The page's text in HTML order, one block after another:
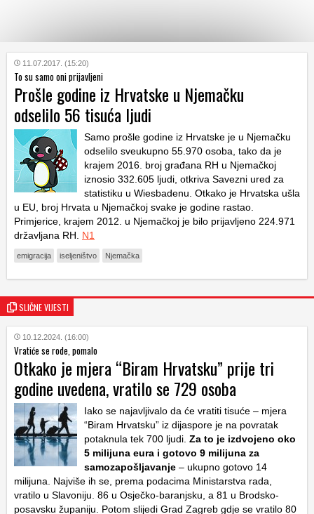
KATEGORIJE
HRVATSKI
WEB
11.07.2017. (15:20)
To su samo oni prijavljeni
Prošle godine iz Hrvatske u Njemačku
odselilo 56 tisuća ljudi
Samo prošle godine iz Hrvatske je u Njemačku
odselilo sveukupno 55.970 osoba, tako da je
krajem 2016. broj građana RH u Njemačkoj
iznosio 332.605 ljudi, otkriva Savezni ured za
statistiku u Wiesbadenu. Otkako je Hrvatska ušla
u EU, broj Hrvata u Njemačkoj svake je godine rastao.
Primjerice, krajem 2012. u Njemačkoj je bilo prijavljeno 224.971
državljana RH. N1
emigracija iseljeništvo Njemačka
SLIČNE VIJESTI
10.12.2024. (16:00)
Vratiće se rode, pomalo
Otkako je mjera “Biram Hrvatsku” prije tri
godine uvedena, vratilo se 729 osoba
Iako se najavljivalo da će vratiti tisuće – mjera
“Biram Hrvatsku” iz dijaspore je na povratak
potaknula tek 700 ljudi. Za to je izdvojeno oko
5 milijuna eura i gotovo 9 milijuna za
samozapošljavanje – ukupno gotovo 14
milijuna. Najviše ih se, prema podacima Ministarstva rada,
vratilo u Slavoniju. 86 u Osječko-baranjsku, a 81 u Brodsko-
posavsku županiju. Potom slijedi Grad Zagreb gdje se vratilo 80